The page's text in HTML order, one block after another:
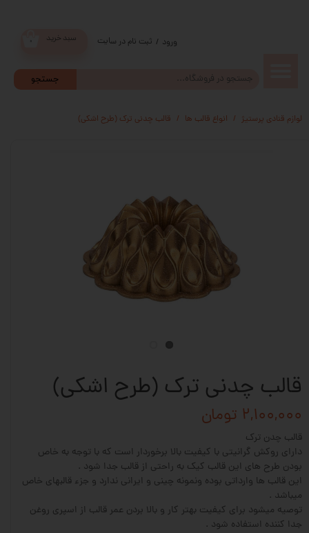
جستجو
سبد خرید ورود / ثبت نام در سایت
سفارشات
خروج از
حساب
کاربری
لوازم قنادی پرستیژ انواع قالب ها قالب چدنی ترک (طرح اشکی)
قالب چدنی ترک (طرح اشکی)
۲,۱۰۰,۰۰۰ تومان
قالب چدن ترک
دارای روکش گرانیتی با کیفیت بالا برخوردار است که با توجه به خاص
بودن طرح های این قالب کیک به راحتی از قالب جدا شود .
این قالب ها وارداتی بوده ونمونه چینی و ایرانی ندارد و جزء قالبهای خاص
میباشد .
توصیه میشود برای کیفیت بهتر کار و بالا بردن عمر قالب از اسپری روغن
جدا کننده استفاده شود .